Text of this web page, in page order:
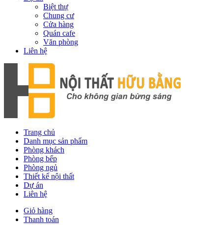
Biệt thự
Chung cư
Cửa hàng
Quán cafe
Văn phòng
Liên hệ
Trang chủ
Danh mục sản phẩm
Phòng khách
Phòng bếp
Phòng ngủ
Thiết kế nội thất
Dự án
Liên hệ
Giỏ hàng
Thanh toán